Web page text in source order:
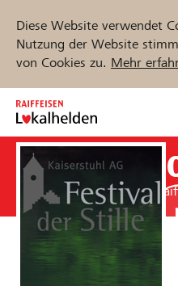
Diese Website verwendet
Nutzung der Website
von Cookies zu. Mehr
Zum
Inhalt
springen
Projekte und
Jetzt
CHF
Unterstützung durch